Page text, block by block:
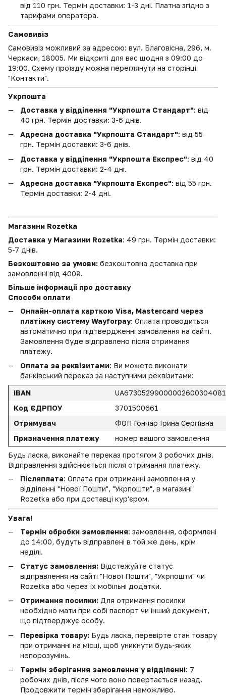
від 110 грн. Термін доставки: 1-3 дні. Платна згідно з
тарифами оператора.
Самовивіз
Самовивіз можливий за адресою: вул. Благовісна, 296, м.
Черкаси, 18005. Ми відкриті для вас щодня з 09:00 до
19:00. Схему проїзду можна переглянути на сторінці
"Контакти".
Укрпошта
Доставка у відділення "Укрпошта Стандарт": від
40 грн. Термін доставки: 3-6 днів.
Адресна доставка "Укрпошта Стандарт": від 55
грн. Термін доставки: 3-6 днів.
Доставка у відділення "Укрпошта Експрес": від 40
грн. Термін доставки: 2-4 дні.
Адресна доставка "Укрпошта Експрес": від 55 грн.
Термін доставки: 2-4 дні.
Магазини Rozetka
Доставка у Магазини Rozetka: 49 грн. Термін доставки:
5-7 днів.
Безкоштовно за умови: безкоштовна доставка при
замовленні від 400₴.
Більше інформації про доставку
Способи оплати
Онлайн-оплата карткою Visa, Mastercard через
платіжну систему Wayforpay: Оплата проводиться
автоматично при підтвердженні замовлення на сайті.
Замовлення буде відправлено після отримання
платежу.
Оплата за реквізитами: Ви можете виконати
банківський переказ за наступними реквізитами:
IBAN
Код ЄДРПОУ
3701500661
Отримувач
ФОП Гончар Ірина Сергіївна
Призначення платежу
номер вашого замовлення
Будь ласка, виконайте переказ протягом 3 робочих днів.
Відправлення здійснюється після отримання платежу.
Післяплата: Оплата при отриманні замовлення у
відділенні "Нової Пошти", "Укрпошти", в магазині
Rozetka або при доставці кур'єром.
Увага!
Термін обробки замовлення: замовлення, оформлені
до 14:00, будуть відправлені в той же день, крім
неділі.
Статус замовлення: Відстежуйте статус
відправлення на сайті "Нової Пошти", "Укрпошти" чи
Rozetka або через їх мобільні додатки.
Отримання посилки: Для отримання посилки
необхідно мати при собі паспорт чи інший документ,
що підтверджує особу.
Перевірка товару: Будь ласка, перевірте стан товару
при отриманні на місці, щоб уникнути будь-яких
непорозумінь.
Термін зберігання замовлення у відділенні: 7
робочих днів, після чого воно повертається назад.
Продовжити термін зберігання неможливо.